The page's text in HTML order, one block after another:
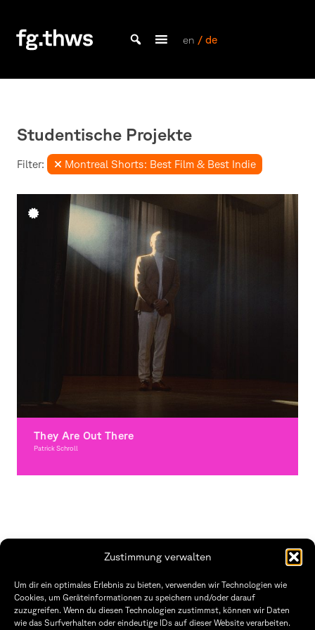
Zustimmung verwalten
Um dir ein optimales Erlebnis zu bieten, verwenden wir Technologien wie
Cookies, um Geräteinformationen zu speichern und/oder darauf
zuzugreifen. Wenn du diesen Technologien zustimmst, können wir Daten
wie das Surfverhalten oder eindeutige IDs auf dieser Website verarbeiten.
content
Gestaltung
en / de
Studentische Projekte
Filter: Montreal Shorts: Best Film & Best Indie
They Are Out There
Patrick Schroll
Technische Hochschule
Würzburg-Schweinfurt
Sanderheinrichsleitenweg 20
Öffnungszeiten Dekanat
Montag – Freitag
8:30 – 12:00